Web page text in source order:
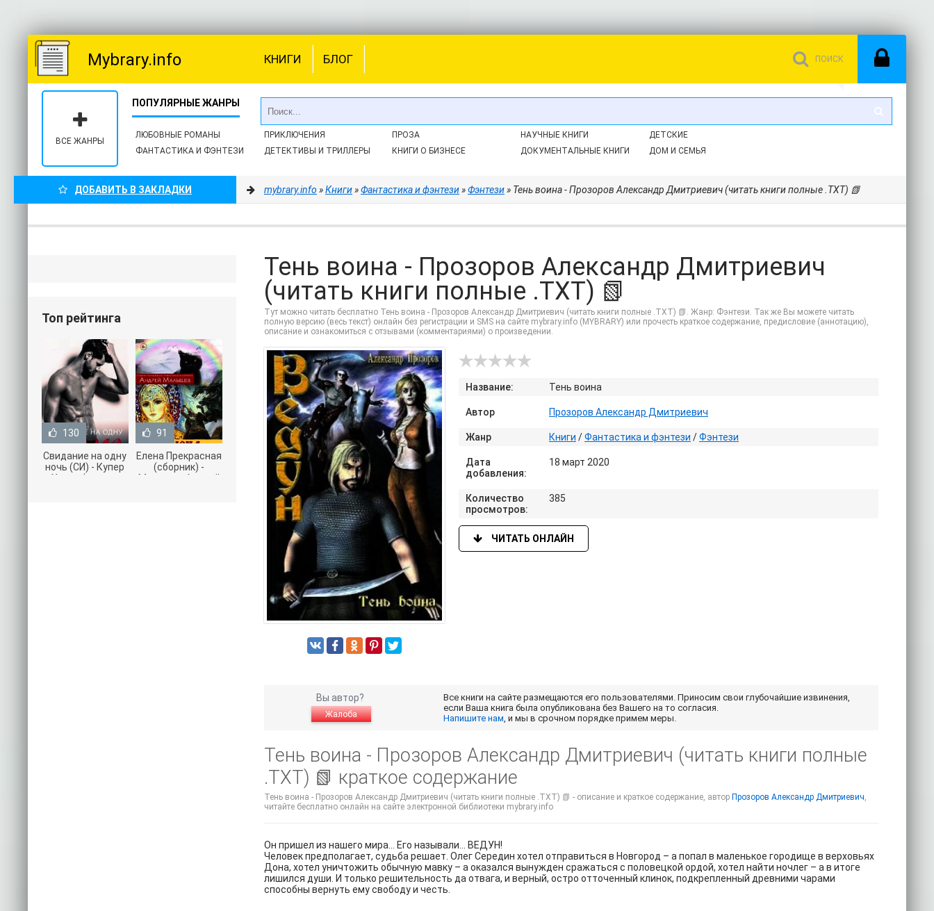
Mybrary.info КНИГИ БЛОГ
ЛЮБОВНЫЕ РОМАНЫ
ФАНТАСТИКА И ФЭНТЕЗИ
ПРИКЛЮЧЕНИЯ
ДЕТЕКТИВЫ И ТРИЛЛЕРЫ
ПРОЗА
КНИГИ О БИЗНЕСЕ
НАУЧНЫЕ КНИГИ
ДОКУМЕНТАЛЬНЫЕ КНИГИ
ДЕТСКИЕ
ДОМ И СЕМЬЯ
ВСЕ ЖАНРЫ
ДОБАВИТЬ В ЗАКЛАДКИ mybrary.info »Книги»Фантастика и фэнтези»Фэнтези» Тень воина - Прозоров Александр Дмитриевич (читать книги полные .TXT) 📗
Тень воина - Прозоров Александр Дмитриевич
(читать книги полные .TXT) 📗
Тут можно читать бесплатно Тень воина - Прозоров Александр Дмитриевич (читать книги полные .TXT) 📗. Жанр: Фэнтези. Так же Вы можете читать
полную версию (весь текст) онлайн без регистрации и SMS на сайте mybrary.info (MYBRARY) или прочесть краткое содержание, предисловие (аннотацию),
описание и ознакомиться с отзывами (комментариями) о произведении.
Название: Тень воина
Автор Прозоров Александр Дмитриевич
Жанр Книги /Фантастика и фэнтези /Фэнтези
Дата
добавления:
18 март 2020
Количество
просмотров:
385
ЧИТАТЬ ОНЛАЙН
Вы автор?
Жалоба
Все книги на сайте размещаются его пользователями. Приносим свои глубочайшие извинения,
если Ваша книга была опубликована без Вашего на то согласия.
Напишите нам, и мы в срочном порядке примем меры.
Тень воина - Прозоров Александр Дмитриевич (читать книги полные
.TXT) 📗 краткое содержание
Тень воина - Прозоров Александр Дмитриевич (читать книги полные .TXT) 📗 - описание и краткое содержание, автор Прозоров Александр Дмитриевич,
читайте бесплатно онлайн на сайте электронной библиотеки mybrary.info
Он пришел из нашего мира… Его называли… ВЕДУН!
Человек предполагает, судьба решает. Олег Середин хотел отправиться в Новгород – а попал в маленькое городище в верховьях
Дона, хотел уничтожить обычную мавку – а оказался вынужден сражаться с половецкой ордой, хотел найти ночлег – а в итоге
лишился души. И только решительность да отвага, и верный, остро отточенный клинок, подкрепленный древними чарами
способны вернуть ему свободу и честь.
Топ рейтинга
130
Свидание на одну
ночь (СИ) - Купер
Хелен (читать
91
Елена Прекрасная
(сборник) -
Малышев Андрей